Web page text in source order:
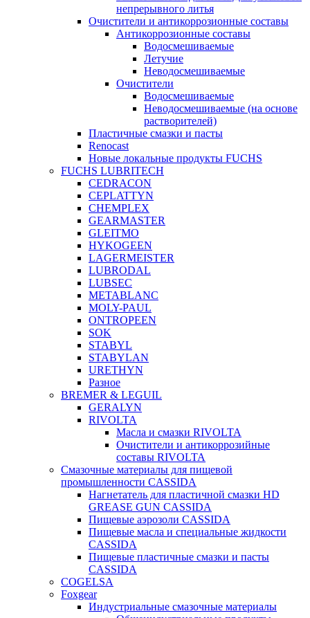
непрерывного литья
Очистители и антикоррозионные составы
Антикоррозионные составы
Водосмешиваемые
Летучие
Неводосмешиваемые
Очистители
Водосмешиваемые
Неводосмешиваемые (на основе
растворителей)
Пластичные смазки и пасты
Renocast
Новые локальные продукты FUCHS
FUCHS LUBRITECH
CEDRACON
CEPLATTYN
CHEMPLEX
GEARMASTER
GLEITMO
HYKOGEEN
LAGERMEISTER
LUBRODAL
LUBSEC
METABLANC
MOLY-PAUL
ONTROPEEN
SOK
STABYL
STABYLAN
URETHYN
Разное
BREMER & LEGUIL
GERALYN
RIVOLTA
Масла и смазки RIVOLTA
Очистители и антикоррозийные
составы RIVOLTA
Смазочные материалы для пищевой
промышленности CASSIDA
Нагнетатель для пластичной смазки HD
GREASE GUN CASSIDA
Пищевые аэрозоли CASSIDA
Пищевые масла и специальные жидкости
CASSIDA
Пищевые пластичные смазки и пасты
CASSIDA
COGELSA
Foxgear
Индустриальные смазочные материалы